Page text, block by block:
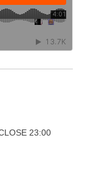
23:00